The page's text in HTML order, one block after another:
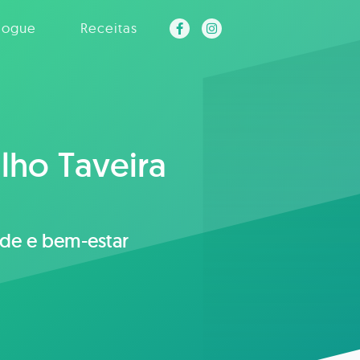
Receitas
Taveira
e bem-estar